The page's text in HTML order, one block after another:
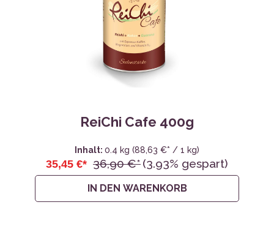
ReiChi Cafe 400g
Inhalt: 0.4 kg (88,63 €* / 1 kg)
35,45 €* 36,90 €*(3.93% gespart)
IN DEN WARENKORB